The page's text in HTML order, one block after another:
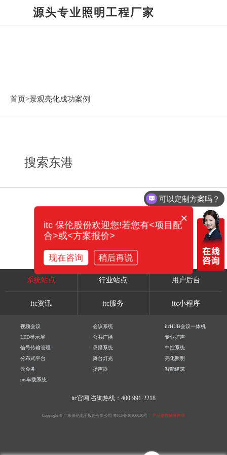
源头专业照明工程厂家
首页>景观亮化成功案例
搜索东港
系统站点 行业站点 用户后台
itc资讯 itc服务 itc小程序
视频会议 会议系统
itcHUB会议一体机
LED显示屏
公共广播
专业扩声
信号传输管理
录播系统
中控系统
分布式平台
舞台灯光
亮化照明
云会务
扬声器
智能建筑
pis车载系统
itc官网 咨询热线：400-991-2218
Copyright © 广东保伦电子股份有限公司 粤ICP备16106620号 产品参数解释声明
可以定制方案吗？
×
itc 保伦股份欢迎您!若您有<项目配
合>或<方案报价>
现在咨询 稍后再说